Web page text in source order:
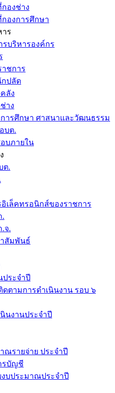
องช่าง
องการศึกษา
าร
รบริหารองค์กร
ชการ
ปลัด
ลัง
าง
ารศึกษา ศาสนาและวัฒนธรรม
บต.
บภายใน
ต.
เล็คทรอนิกส์ของราชการ
.
จ.
สัมพันธ์
ประจำปี
ดตามการดำเนินงาน รอบ ๖
นงานประจำปี
รายจ่าย ประจำปี
รบัญชี
งบประมาณประจำปี